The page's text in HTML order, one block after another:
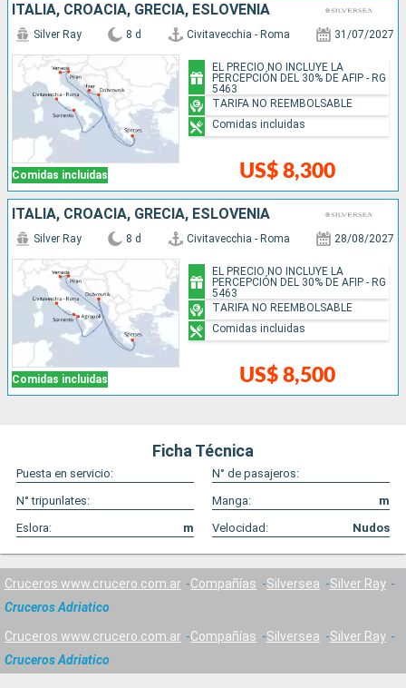
ITALIA, CROACIA, GRECIA, ESLOVENIA
Comidas incluidas
Silver Ray 8 d Civitavecchia - Roma 31/07/2027
US$ 8,300
EL PRECIO NO INCLUYE LA
PERCEPCIÓN DEL 30% DE AFIP - RG
5463
TARIFA NO REEMBOLSABLE
Comidas incluidas
ITALIA, CROACIA, GRECIA, ESLOVENIA
Comidas incluidas
Silver Ray 8 d Civitavecchia - Roma 28/08/2027
US$ 8,500
EL PRECIO NO INCLUYE LA
PERCEPCIÓN DEL 30% DE AFIP - RG
5463
TARIFA NO REEMBOLSABLE
Comidas incluidas
Ficha Técnica
Puesta en servicio:
N° de pasajeros:
N° tripunlates:
Manga:
m
Eslora:
m Velocidad: Nudos
Cruceros www.crucero.com.ar Compañías Silversea
Silver Ray
Cruceros Adriatico
Cruceros www.crucero.com.ar Compañías Silversea
Silver Ray
Cruceros Adriatico